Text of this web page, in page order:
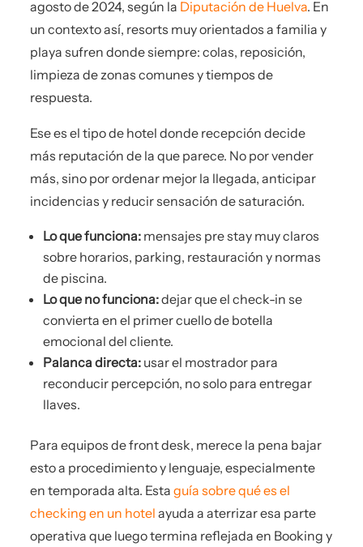
agosto de 2024, según la Diputación de Huelva. En
un contexto así, resorts muy orientados a familia y
playa sufren donde siempre: colas, reposición,
limpieza de zonas comunes y tiempos de
respuesta.
Ese es el tipo de hotel donde recepción decide
más reputación de la que parece. No por vender
más, sino por ordenar mejor la llegada, anticipar
incidencias y reducir sensación de saturación.
Lo que funciona: mensajes pre stay muy claros
sobre horarios, parking, restauración y normas
de piscina.
Lo que no funciona:dejar que el check-in se
convierta en el primer cuello de botella
emocional del cliente.
Palanca directa: usar el mostrador para
reconducir percepción, no solo para entregar
llaves.
Para equipos de front desk, merece la pena bajar
esto a procedimiento y lenguaje, especialmente
en temporada alta. Estaguía sobre qué es el
checking en un hotel ayuda a aterrizar esa parte
operativa que luego termina reflejada en Booking y